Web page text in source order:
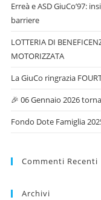
Erreà e ASD GiuCo’97:
barriere
LOTTERIA DI
MOTORIZZATA
La GiuCo ringrazia
🎉 06 Gennaio 2026
Fondo Dote Famiglia
Commenti Recenti
Archivi